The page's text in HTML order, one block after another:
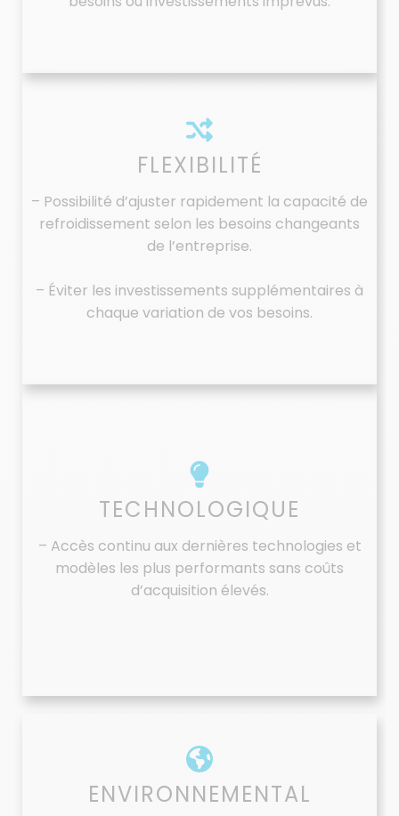
FLEXIBILITÉ
– Possibilité d’ajuster rapidement la capacité de
refroidissement selon les besoins changeants
de l’entreprise.
– Éviter les investissements supplémentaires à
chaque variation de vos besoins.
TECHNOLOGIQUE
– Accès continu aux dernières technologies et
modèles les plus performants sans coûts
d’acquisition élevés.
ENVIRONNEMENTAL